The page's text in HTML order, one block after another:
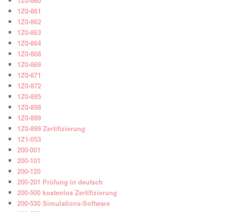
1Z0-861
1Z0-862
1Z0-863
1Z0-864
1Z0-868
1Z0-869
1Z0-871
1Z0-872
1Z0-895
1Z0-898
1Z0-899
1Z0-899 Zertifizierung
1Z1-053
200-001
200-101
200-120
200-201 Prüfung in deutsch
200-500 kostenlos Zertifizierung
200-530 Simulations-Software